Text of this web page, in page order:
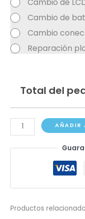
Cambio de
Cambio
Reparación
Total del
iPad
Air
A1474,
cantidad
AÑADIR
Productos